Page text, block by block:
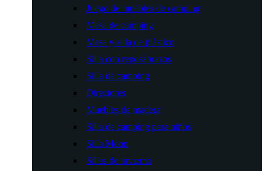
Juego de muebles de camping
Mesa de camping
Mesa y silla de plástico
Silla con reposabrazos
Silla de camping
Directores
Muebles de madera
Silla de camping para niños
Silla Moon
Sillas de invierno